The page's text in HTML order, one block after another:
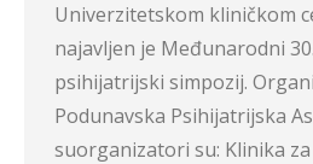
Univerzitetskom kliničkom
najavljen je Međunarodni
psihijatrijski simpozij.
Podunavska Psihijatrijska
suorganizatori su: Klinika